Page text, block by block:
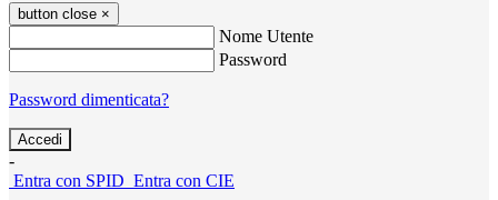
button close ×
Nome Utente
Password
Password dimenticata?
-
Entra con SPID Entra con CIE